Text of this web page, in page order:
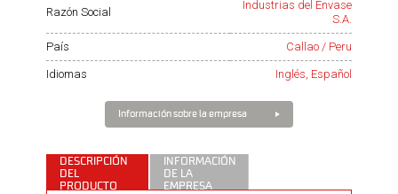
Razón Social
Industrias del Envase
S.A.
País Callao / Peru
Idiomas Inglés, Español
Información sobre la empresa
DESCRIPCIÓN
DEL
PRODUCTO
INFORMACIÓN
DE LA
EMPRESA